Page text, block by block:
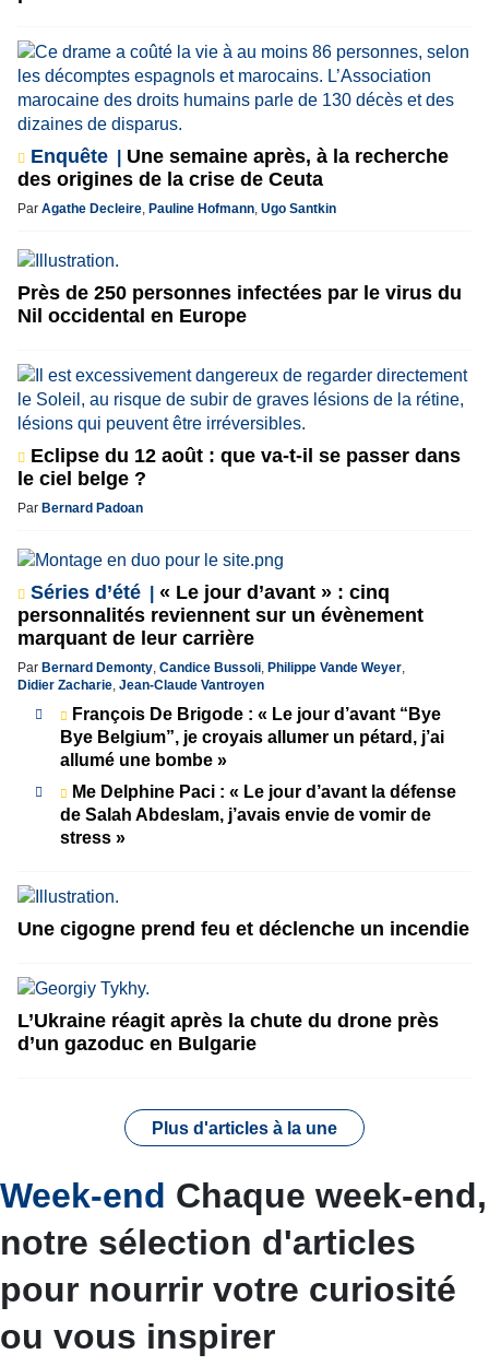
Enquête
Une semaine après, à la recherche
des origines de la crise de Ceuta
Par Agathe Decleire, Pauline Hofmann, Ugo Santkin
Près de 250 personnes infectées par le virus du
Nil occidental en Europe
Eclipse du 12 août : que va-t-il se passer dans
le ciel belge ?
Par Bernard Padoan
Séries d’été
« Le jour d’avant » : cinq
personnalités reviennent sur un évènement
marquant de leur carrière
Par Bernard Demonty, Candice Bussoli, Philippe Vande Weyer,
Didier Zacharie, Jean-Claude Vantroyen
François De Brigode : « Le jour d’avant “Bye
Bye Belgium”, je croyais allumer un pétard, j’ai
allumé une bombe »
Me Delphine Paci : « Le jour d’avant la défense
de Salah Abdeslam, j’avais envie de vomir de
stress »
Une cigogne prend feu et déclenche un incendie
L’Ukraine réagit après la chute du drone près
d’un gazoduc en Bulgarie
Plus d'articles à la une
Week-end Chaque week-end,
notre sélection d'articles
pour nourrir votre curiosité
ou vous inspirer